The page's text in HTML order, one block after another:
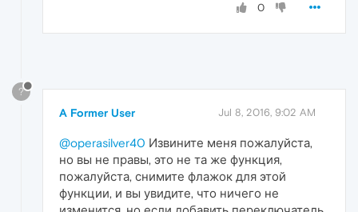
0
?
A Former User Jul 8, 2016, 9:02 AM
@operasilver40 Извините меня пожалуйста,
но вы не правы, это не та же функция,
пожалуйста, снимите флажок для этой
функции, и вы увидите, что ничего не